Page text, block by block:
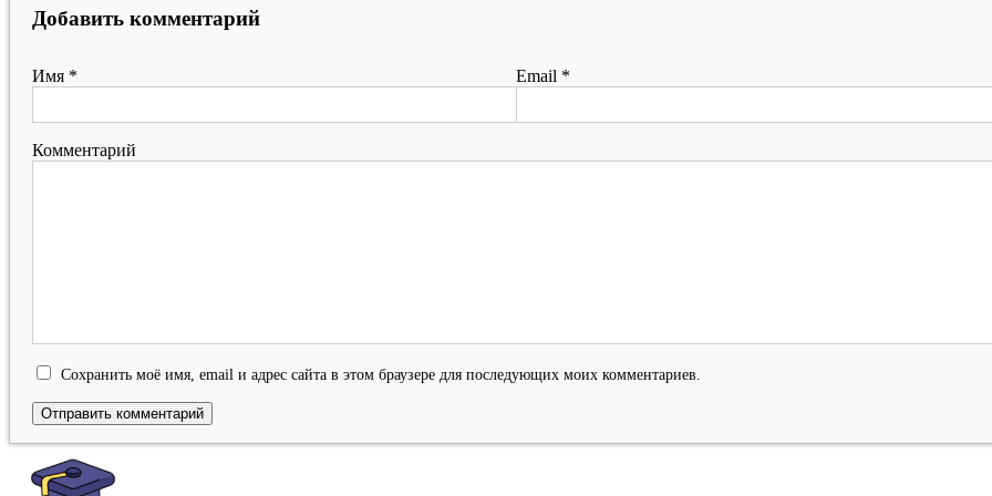
Добавить комментарий
Имя * Email *
Комментарий
Сохранить моё имя, email и адрес сайта в этом браузере для последующих моих комментариев.